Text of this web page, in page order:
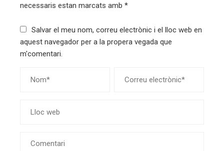
necessaris estan marcats amb *
Salvar el meu nom, correu electrònic i el lloc web en
aquest navegador per a la propera vegada que
m'comentari.